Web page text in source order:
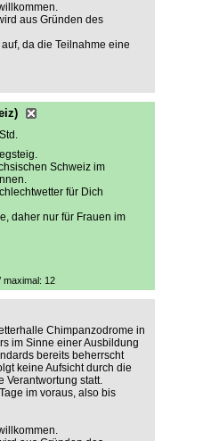
aus Gründen des
da die Teilnahme eine
Schweiz im
für Dich
daher nur für Frauen im
maximal: 12
Chimpanzodrome in
im Sinne einer Ausbildung
bereits beherrscht
keine Aufsicht durch die
Verantwortung statt.
im voraus, also bis